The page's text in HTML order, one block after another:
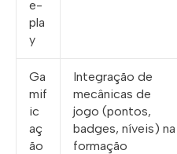
e-
pla
y
Ga
mif
ic
aç
ão
Integração de
mecânicas de
jogo (pontos,
badges, níveis) na
formação